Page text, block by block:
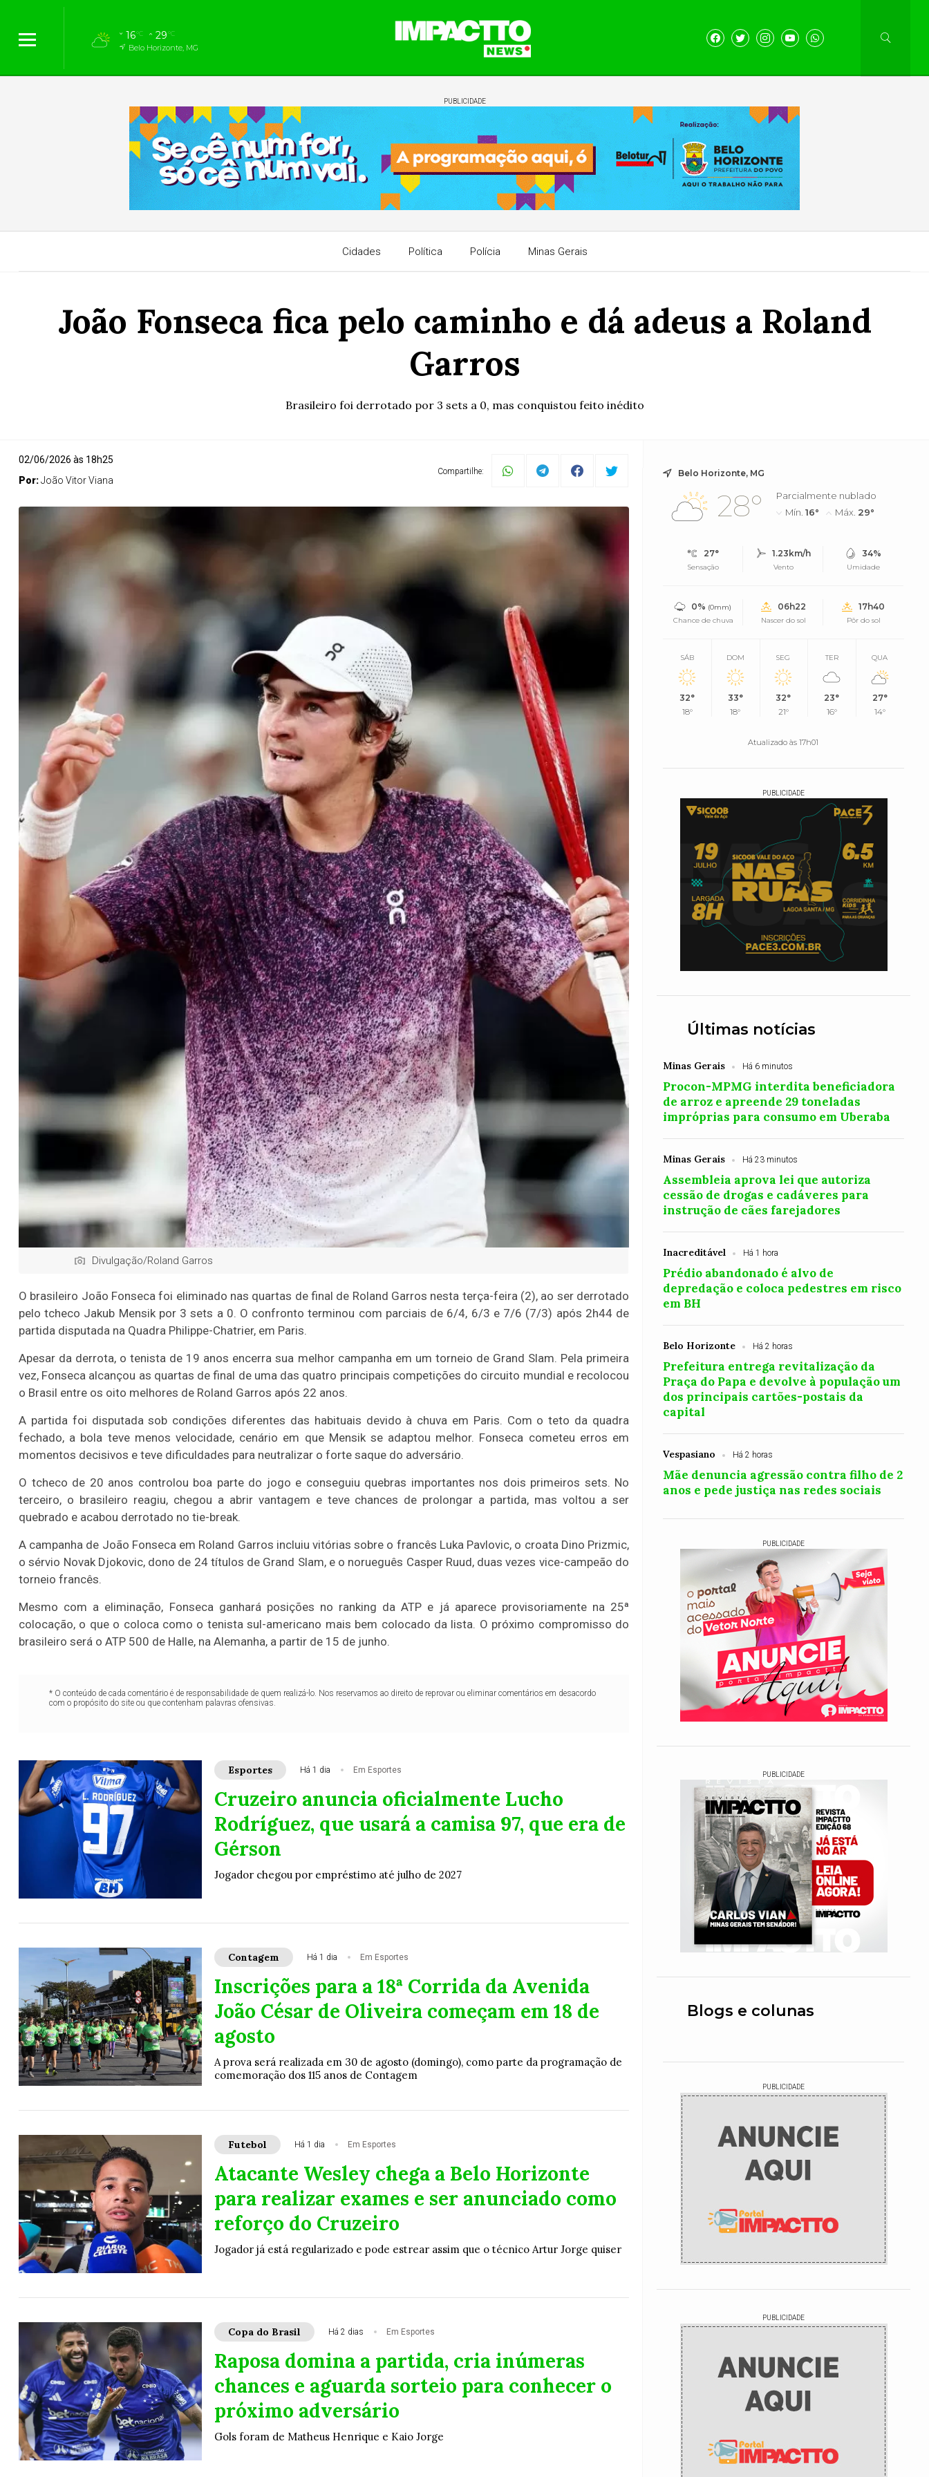
16°C 29°C
Belo Horizonte, MG
PUBLICIDADE
Cidades Política Polícia Minas Gerais
João Fonseca fica pelo caminho e dá adeus a Roland
Garros
Brasileiro foi derrotado por 3 sets a 0, mas conquistou feito inédito
02/06/2026 às 18h25
Por:João Vitor Viana
Compartilhe:
Divulgação/Roland Garros
O brasileiro João Fonseca foi eliminado nas quartas de final de Roland Garros nesta terça-feira (2), ao ser derrotado
pelo tcheco Jakub Mensik por 3 sets a 0. O confronto terminou com parciais de 6/4, 6/3 e 7/6 (7/3) após 2h44 de
partida disputada na Quadra Philippe-Chatrier, em Paris.
Apesar da derrota, o tenista de 19 anos encerra sua melhor campanha em um torneio de Grand Slam. Pela primeira
vez, Fonseca alcançou as quartas de final de uma das quatro principais competições do circuito mundial e recolocou
o Brasil entre os oito melhores de Roland Garros após 22 anos.
A partida foi disputada sob condições diferentes das habituais devido à chuva em Paris. Com o teto da quadra
fechado, a bola teve menos velocidade, cenário em que Mensik se adaptou melhor. Fonseca cometeu erros em
momentos decisivos e teve dificuldades para neutralizar o forte saque do adversário.
O tcheco de 20 anos controlou boa parte do jogo e conseguiu quebras importantes nos dois primeiros sets. No
terceiro, o brasileiro reagiu, chegou a abrir vantagem e teve chances de prolongar a partida, mas voltou a ser
quebrado e acabou derrotado no tie-break.
A campanha de João Fonseca em Roland Garros incluiu vitórias sobre o francês Luka Pavlovic, o croata Dino Prizmic,
o sérvio Novak Djokovic, dono de 24 títulos de Grand Slam, e o norueguês Casper Ruud, duas vezes vice-campeão do
torneio francês.
Mesmo com a eliminação, Fonseca ganhará posições no ranking da ATP e já aparece provisoriamente na 25ª
colocação, o que o coloca como o tenista sul-americano mais bem colocado da lista. O próximo compromisso do
brasileiro será o ATP 500 de Halle, na Alemanha, a partir de 15 de junho.
* O conteúdo de cada comentário é de responsabilidade de quem realizá-lo. Nos reservamos ao direito de reprovar ou eliminar comentários em desacordo
com o propósito do site ou que contenham palavras ofensivas.
Esportes Há 1 dia Em Esportes
Cruzeiro anuncia oficialmente Lucho
Rodríguez, que usará a camisa 97, que era de
Gérson
Jogador chegou por empréstimo até julho de 2027
Contagem Há 1 dia Em Esportes
Inscrições para a 18ª Corrida da Avenida
João César de Oliveira começam em 18 de
agosto
A prova será realizada em 30 de agosto (domingo), como parte da programação de
comemoração dos 115 anos de Contagem
Futebol Há 1 dia Em Esportes
Atacante Wesley chega a Belo Horizonte
para realizar exames e ser anunciado como
reforço do Cruzeiro
Jogador já está regularizado e pode estrear assim que o técnico Artur Jorge quiser
Copa do Brasil Há 2 dias Em Esportes
Raposa domina a partida, cria inúmeras
chances e aguarda sorteio para conhecer o
próximo adversário
Gols foram de Matheus Henrique e Kaio Jorge
Belo Horizonte, MG
28°
Parcialmente nublado
Mín.16° Máx. 29°
27°
Sensação
1.23km/h
Vento
34%
Umidade
0% (0mm)
Chance de chuva
06h22
Nascer do sol
17h40
Pôr do sol
SÁB
32°
18°
DOM
33°
18°
SEG
32°
21°
TER
23°
16°
QUA
27°
14°
Atualizado às 17h01
PUBLICIDADE
Últimas notícias
Minas Gerais Há 6 minutos
Procon-MPMG interdita beneficiadora
de arroz e apreende 29 toneladas
impróprias para consumo em Uberaba
Minas Gerais Há 23 minutos
Assembleia aprova lei que autoriza
cessão de drogas e cadáveres para
instrução de cães farejadores
Inacreditável Há 1 hora
Prédio abandonado é alvo de
depredação e coloca pedestres em risco
em BH
Belo Horizonte Há 2 horas
Prefeitura entrega revitalização da
Praça do Papa e devolve à população um
dos principais cartões-postais da
capital
Vespasiano Há 2 horas
Mãe denuncia agressão contra filho de 2
anos e pede justiça nas redes sociais
PUBLICIDADE
PUBLICIDADE
Blogs e colunas
PUBLICIDADE
PUBLICIDADE